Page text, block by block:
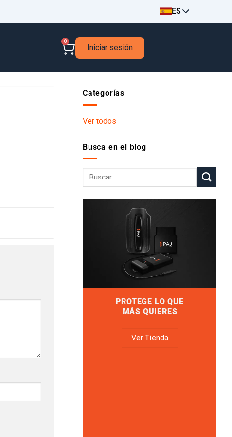
ES
0
Iniciar sesión
Categorías
Ver todos
Busca en el blog
PROTEGE LO QUE
MÁS QUIERES
Ver Tienda